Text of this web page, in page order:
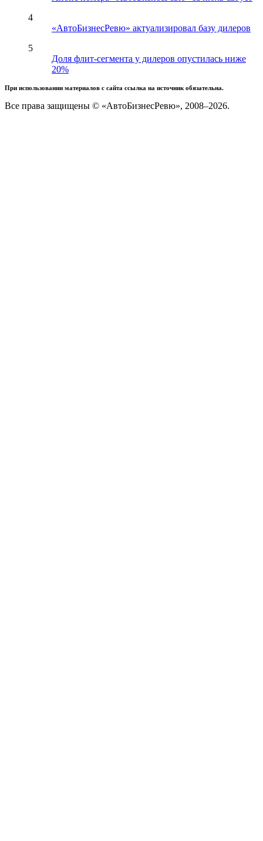
4
«АвтоБизнесРевю» актуализировал базу дилеров
5
Доля флит-сегмента у дилеров опустилась ниже
20%
При использовании материалов с сайта ссылка на источник обязательна.
Все права защищены © «АвтоБизнесРевю», 2008–2026.